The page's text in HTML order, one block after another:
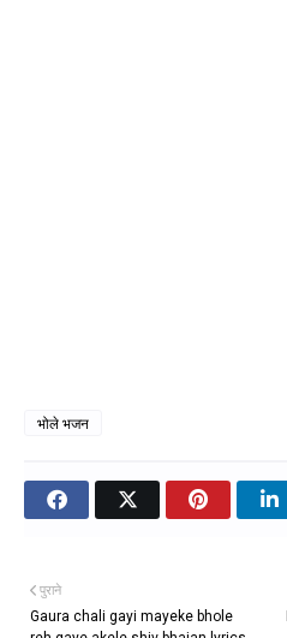
भोले भजन
पुराने
Gaura chali gayi mayeke bhole